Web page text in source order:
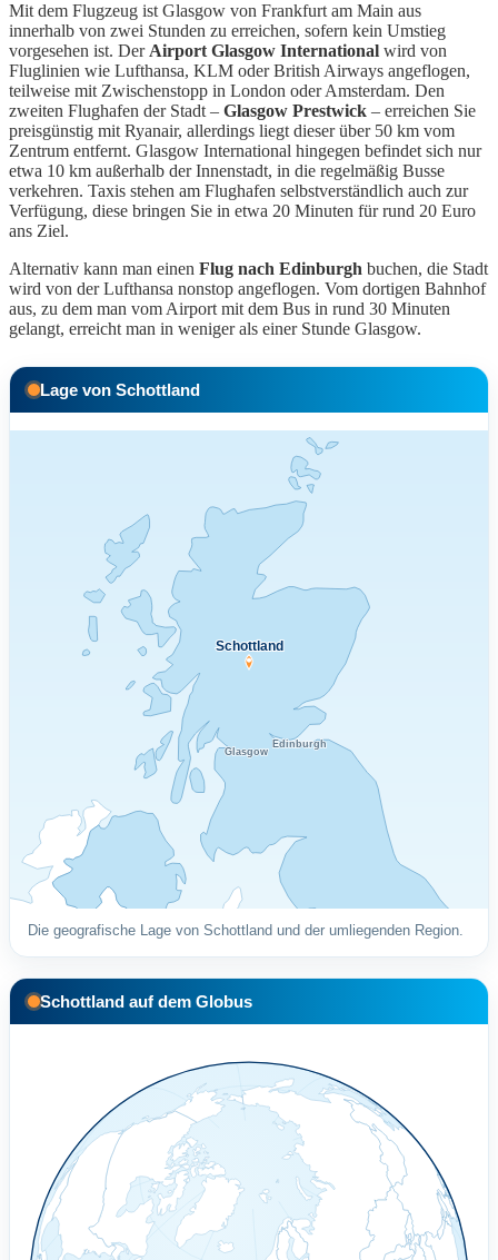
Mit dem Flugzeug ist Glasgow von Frankfurt am Main aus
innerhalb von zwei Stunden zu erreichen, sofern kein Umstieg
vorgesehen ist. Der Airport Glasgow International wird von
Fluglinien wie Lufthansa, KLM oder British Airways angeflogen,
teilweise mit Zwischenstopp in London oder Amsterdam. Den
zweiten Flughafen der Stadt – Glasgow Prestwick – erreichen Sie
preisgünstig mit Ryanair, allerdings liegt dieser über 50 km vom
Zentrum entfernt. Glasgow International hingegen befindet sich nur
etwa 10 km außerhalb der Innenstadt, in die regelmäßig Busse
verkehren. Taxis stehen am Flughafen selbstverständlich auch zur
Verfügung, diese bringen Sie in etwa 20 Minuten für rund 20 Euro
ans Ziel.
Alternativ kann man einen Flug nach Edinburgh buchen, die Stadt
wird von der Lufthansa nonstop angeflogen. Vom dortigen Bahnhof
aus, zu dem man vom Airport mit dem Bus in rund 30 Minuten
gelangt, erreicht man in weniger als einer Stunde Glasgow.
Lage von Schottland
Edinburgh
Glasgow
Schottland
Die geografische Lage von Schottland und der umliegenden Region.
Schottland auf dem Globus